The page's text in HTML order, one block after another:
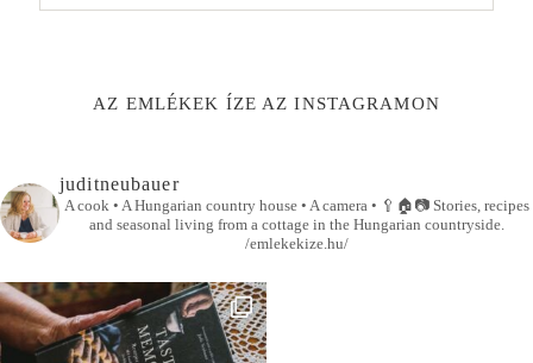
AZ EMLÉKEK ÍZE AZ INSTAGRAMON
juditneubauer
A cook • A Hungarian country house • A camera • 🥄🏠📷Stories, recipes
and seasonal living from a cottage in the Hungarian countryside.
/emlekekize.hu/